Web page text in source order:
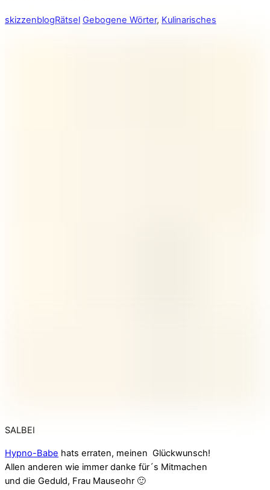
skizzenblogRätsel Gebogene Wörter, Kulinarisches
SALBEI
Hypno-Babe hats erraten, meinen Glückwunsch!
Allen anderen wie immer danke für´s Mitmachen
und die Geduld, Frau Mauseohr 🙂